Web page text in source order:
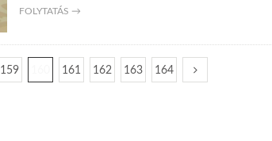
FOLYTATÁS →
159 161 162 163 164